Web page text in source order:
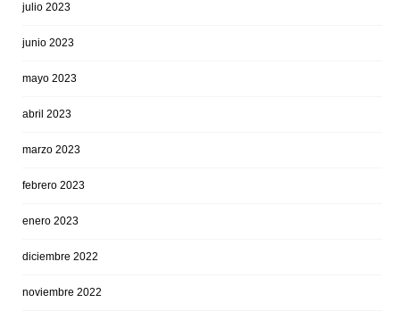
julio 2023
junio 2023
mayo 2023
abril 2023
marzo 2023
febrero 2023
enero 2023
diciembre 2022
noviembre 2022